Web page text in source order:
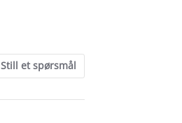
Still et spørsmål